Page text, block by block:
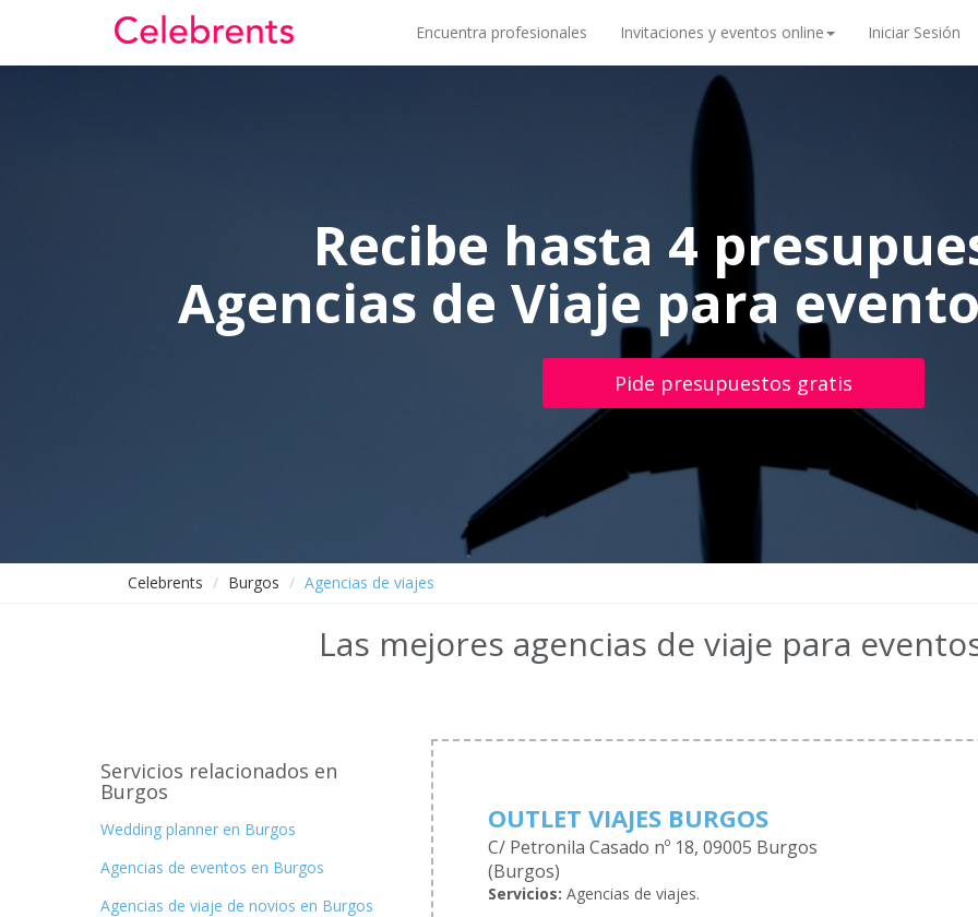
Encuentra profesionales Invitaciones y eventos online Iniciar Sesión
Recibe hasta 4
Agencias de Viaje para
Pide presupuestos gratis
Celebrents Burgos Agencias de viajes
Las mejores agencias de viaje para
Servicios relacionados en
Burgos
Wedding planner en Burgos
Agencias de eventos en Burgos
Agencias de viaje de novios en Burgos
OUTLET VIAJES BURGOS
C/ Petronila Casado nº 18, 09005 Burgos
(Burgos)
Servicios: Agencias de viajes.